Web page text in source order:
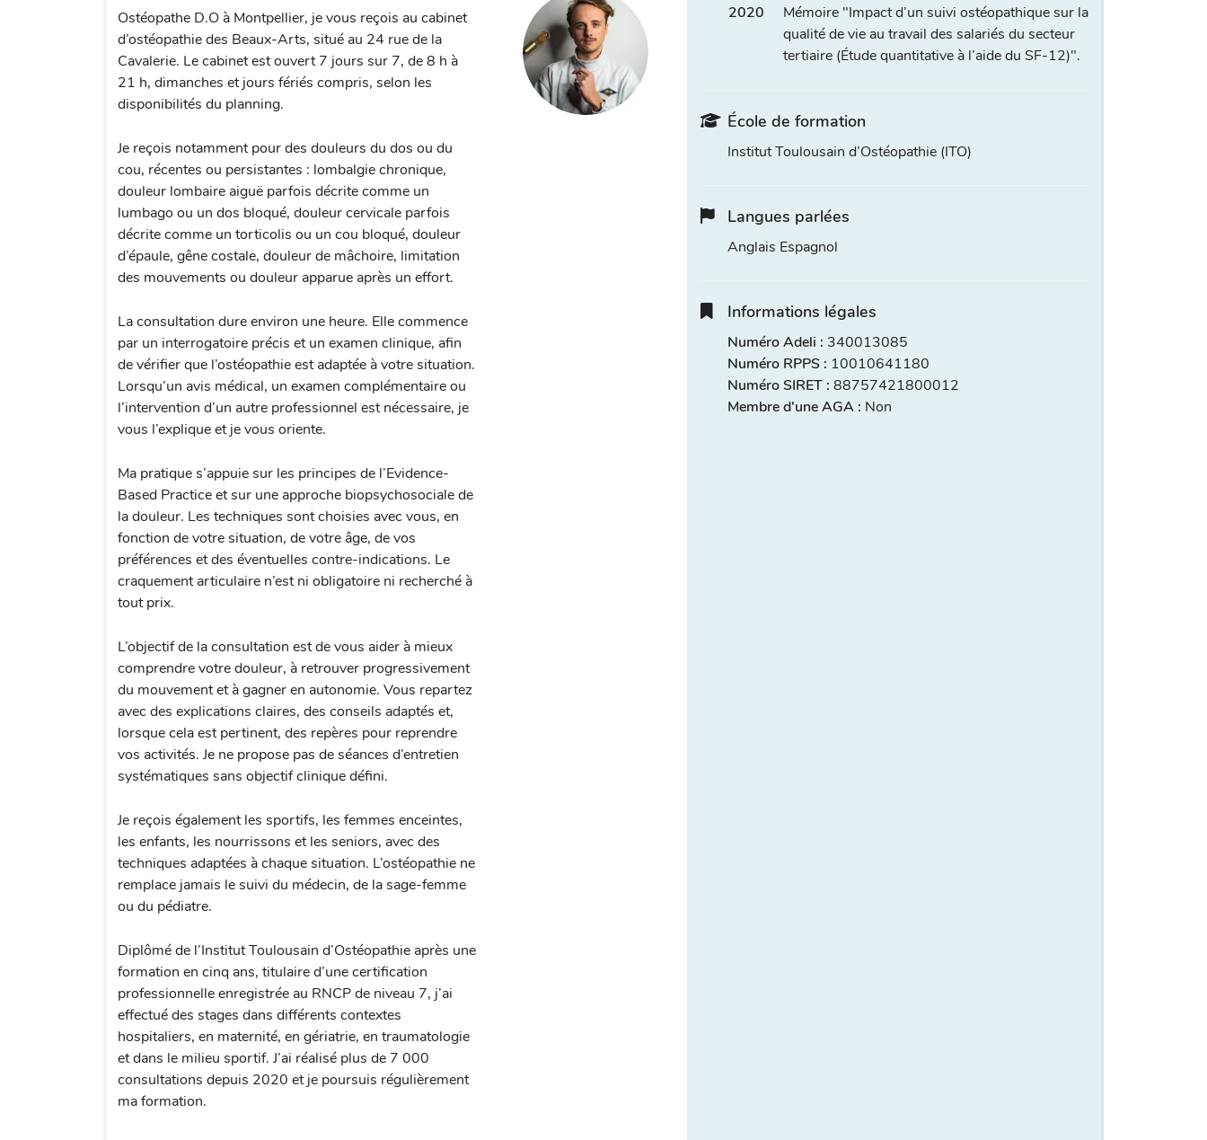
Ostéopathe D.O à Montpellier, je vous reçois au cabinet
d’ostéopathie des Beaux-Arts, situé au 24 rue de la
Cavalerie. Le cabinet est ouvert 7 jours sur 7, de 8 h à
21 h, dimanches et jours fériés compris, selon les
disponibilités du planning.
Je reçois notamment pour des douleurs du dos ou du
cou, récentes ou persistantes : lombalgie chronique,
douleur lombaire aiguë parfois décrite comme un
lumbago ou un dos bloqué, douleur cervicale parfois
décrite comme un torticolis ou un cou bloqué, douleur
d’épaule, gêne costale, douleur de mâchoire, limitation
des mouvements ou douleur apparue après un effort.
La consultation dure environ une heure. Elle commence
par un interrogatoire précis et un examen clinique, afin
de vérifier que l’ostéopathie est adaptée à votre situation.
Lorsqu’un avis médical, un examen complémentaire ou
l’intervention d’un autre professionnel est nécessaire, je
vous l’explique et je vous oriente.
Ma pratique s’appuie sur les principes de l’Evidence-
Based Practice et sur une approche biopsychosociale de
la douleur. Les techniques sont choisies avec vous, en
fonction de votre situation, de votre âge, de vos
préférences et des éventuelles contre-indications. Le
craquement articulaire n’est ni obligatoire ni recherché à
tout prix.
L’objectif de la consultation est de vous aider à mieux
comprendre votre douleur, à retrouver progressivement
du mouvement et à gagner en autonomie. Vous repartez
avec des explications claires, des conseils adaptés et,
lorsque cela est pertinent, des repères pour reprendre
vos activités. Je ne propose pas de séances d’entretien
systématiques sans objectif clinique défini.
Je reçois également les sportifs, les femmes enceintes,
les enfants, les nourrissons et les seniors, avec des
techniques adaptées à chaque situation. L’ostéopathie ne
remplace jamais le suivi du médecin, de la sage-femme
ou du pédiatre.
Diplômé de l’Institut Toulousain d’Ostéopathie après une
formation en cinq ans, titulaire d’une certification
professionnelle enregistrée au RNCP de niveau 7, j’ai
effectué des stages dans différents contextes
hospitaliers, en maternité, en gériatrie, en traumatologie
et dans le milieu sportif. J’ai réalisé plus de 7 000
consultations depuis 2020 et je poursuis régulièrement
ma formation.
2020
Mémoire "Impact d’un suivi ostéopathique sur la
qualité de vie au travail des salariés du secteur
tertiaire (Étude quantitative à l’aide du SF-12)".
École de formation
Institut Toulousain d’Ostéopathie (ITO)
Langues parlées
Anglais Espagnol
Informations légales
Numéro Adeli : 340013085
Numéro RPPS : 10010641180
Numéro SIRET : 88757421800012
Membre d'une AGA : Non